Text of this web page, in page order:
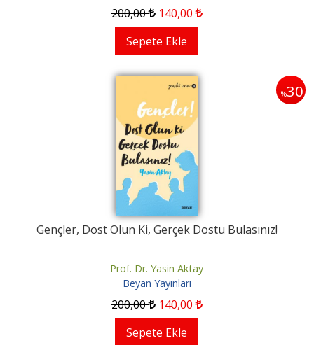
200,00 140,00
Sepete Ekle
%30
Gençler, Dost Olun Ki, Gerçek Dostu Bulasınız!
Prof. Dr. Yasin Aktay
Beyan Yayınları
200,00 140,00
Sepete Ekle